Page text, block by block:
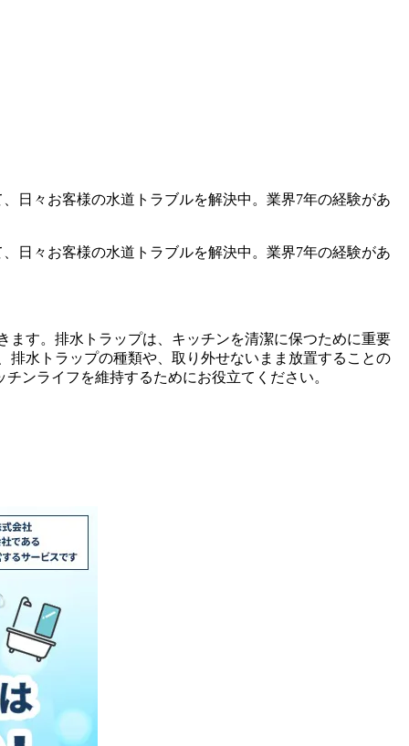
日々お客様の水道トラブルを解決中。業界7年の経験があ
日々お客様の水道トラブルを解決中。業界7年の経験があ
す。排水トラップは、キッチンを清潔に保つために重要
水トラップの種類や、取り外せないまま放置することの
ンライフを維持するためにお役立てください。